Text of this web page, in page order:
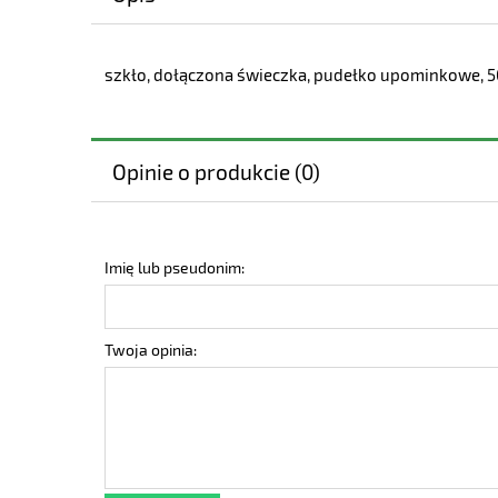
szkło, dołączona świeczka, pudełko upominkowe,
Opinie o produkcie (0)
Imię lub pseudonim:
Twoja opinia: